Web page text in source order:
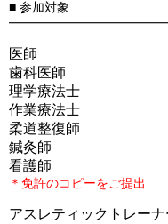
■ 参加対象
医師
歯科医師
理学療法士
作業療法士
柔道整復師
鍼灸師
看護師
＊免許のコピーをご提出
アスレティックトレーナ